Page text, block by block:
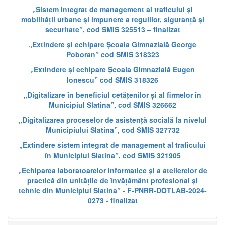
„Sistem integrat de management al traficului și
mobilității urbane și impunere a regulilor, siguranță și
securitate”, cod SMIS 325513 – finalizat
„Extindere și echipare Școala Gimnazială George
Poboran” cod SMIS 318323
„Extindere și echipare Școala Gimnazială Eugen
Ionescu” cod SMIS 318326
„Digitalizare în beneficiul cetățenilor și al firmelor în
Municipiul Slatina”, cod SMIS 326662
„Digitalizarea proceselor de asistență socială la nivelul
Municipiului Slatina”, cod SMIS 327732
„Extindere sistem integrat de management al traficului
în Municipiul Slatina”, cod SMIS 321905
„Echiparea laboratoarelor informatice și a atelierelor de
practică din unitățile de învățământ profesional și
tehnic din Municipiul Slatina” - F-PNRR-DOTLAB-2024-
0273 - finalizat